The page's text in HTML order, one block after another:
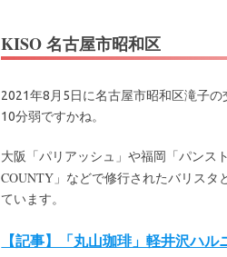
KISO 名古屋市昭和区
2021年8月5日に名古屋市昭和区滝子
10分弱ですかね。
大阪「パリアッシュ」や福岡「パンス
COUNTY 」などで修行されたバリス
ています。
【記事】「丸山珈琲」軽井沢ハル